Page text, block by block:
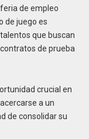
de empleo
de juego es
que buscan
de prueba
crucial en
a un
de consolidar su